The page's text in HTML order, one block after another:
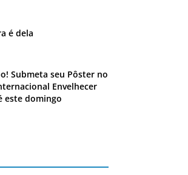
é dela
Submeta seu Pôster no
Envelhecer
este domingo